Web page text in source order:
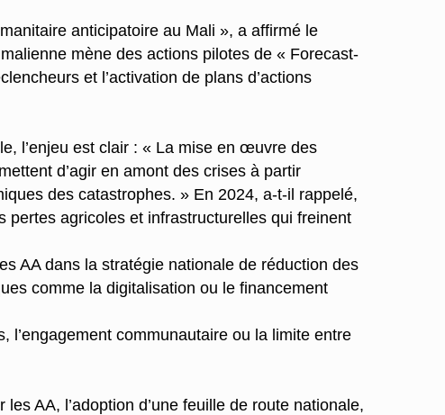
anticipatoire au Mali », a affirmé le
mène des actions pilotes de « Forecast-
et l’activation de plans d’actions
l’enjeu est clair : « La mise en œuvre des
d’agir en amont des crises à partir
des catastrophes. » En 2024, a-t-il rappelé,
pertes agricoles et infrastructurelles qui freinent
AA dans la stratégie nationale de réduction des
comme la digitalisation ou le financement
l’engagement communautaire ou la limite entre
AA, l’adoption d’une feuille de route nationale,